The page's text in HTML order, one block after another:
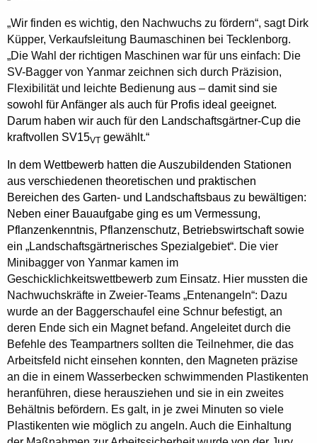
„Wir finden es wichtig, den Nachwuchs zu fördern“, sagt Dirk
Küpper, Verkaufsleitung Baumaschinen bei Tecklenborg.
„Die Wahl der richtigen Maschinen war für uns einfach: Die
SV-Bagger von Yanmar zeichnen sich durch Präzision,
Flexibilität und leichte Bedienung aus – damit sind sie
sowohl für Anfänger als auch für Profis ideal geeignet.
Darum haben wir auch für den Landschaftsgärtner-Cup die
kraftvollen SV15VT gewählt.“
In dem Wettbewerb hatten die Auszubildenden Stationen
aus verschiedenen theoretischen und praktischen
Bereichen des Garten- und Landschaftsbaus zu bewältigen:
Neben einer Bauaufgabe ging es um Vermessung,
Pflanzenkenntnis, Pflanzenschutz, Betriebswirtschaft sowie
ein „Landschaftsgärtnerisches Spezialgebiet“. Die vier
Minibagger von Yanmar kamen im
Geschicklichkeitswettbewerb zum Einsatz. Hier mussten die
Nachwuchskräfte in Zweier-Teams „Entenangeln“: Dazu
wurde an der Baggerschaufel eine Schnur befestigt, an
deren Ende sich ein Magnet befand. Angeleitet durch die
Befehle des Teampartners sollten die Teilnehmer, die das
Arbeitsfeld nicht einsehen konnten, den Magneten präzise
an die in einem Wasserbecken schwimmenden Plastikenten
heranführen, diese herausziehen und sie in ein zweites
Behältnis befördern. Es galt, in je zwei Minuten so viele
Plastikenten wie möglich zu angeln. Auch die Einhaltung